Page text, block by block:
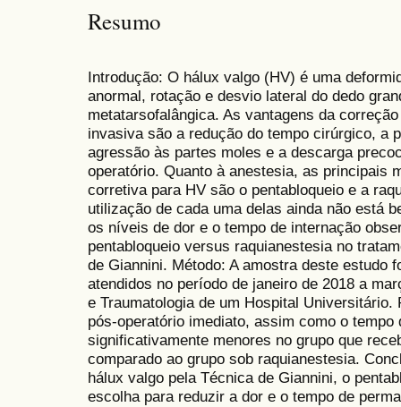
Resumo
Introdução: O hálux valgo (HV) é uma
anormal, rotação e desvio lateral do dedo
metatarsofalângica. As vantagens da
invasiva são a redução do tempo cirúrgico, a
agressão às partes moles e a descarga
operatório. Quanto à anestesia, as principais
corretiva para HV são o pentabloqueio e a
utilização de cada uma delas ainda não está
os níveis de dor e o tempo de internação
pentabloqueio versus raquianestesia no
de Giannini. Método: A amostra deste estudo
atendidos no período de janeiro de 2018 a
e Traumatologia de um Hospital
pós-operatório imediato, assim como o
significativamente menores no grupo que
comparado ao grupo sob raquianestesia.
hálux valgo pela Técnica de Giannini, o
escolha para reduzir a dor e o tempo de